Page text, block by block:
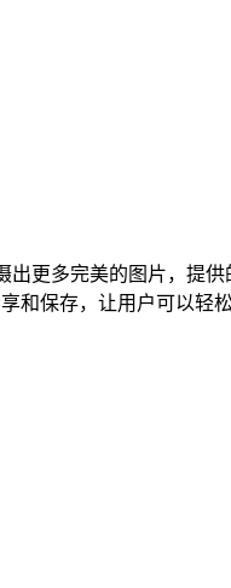
出更多完美的图片，提
和保存，让用户可以轻